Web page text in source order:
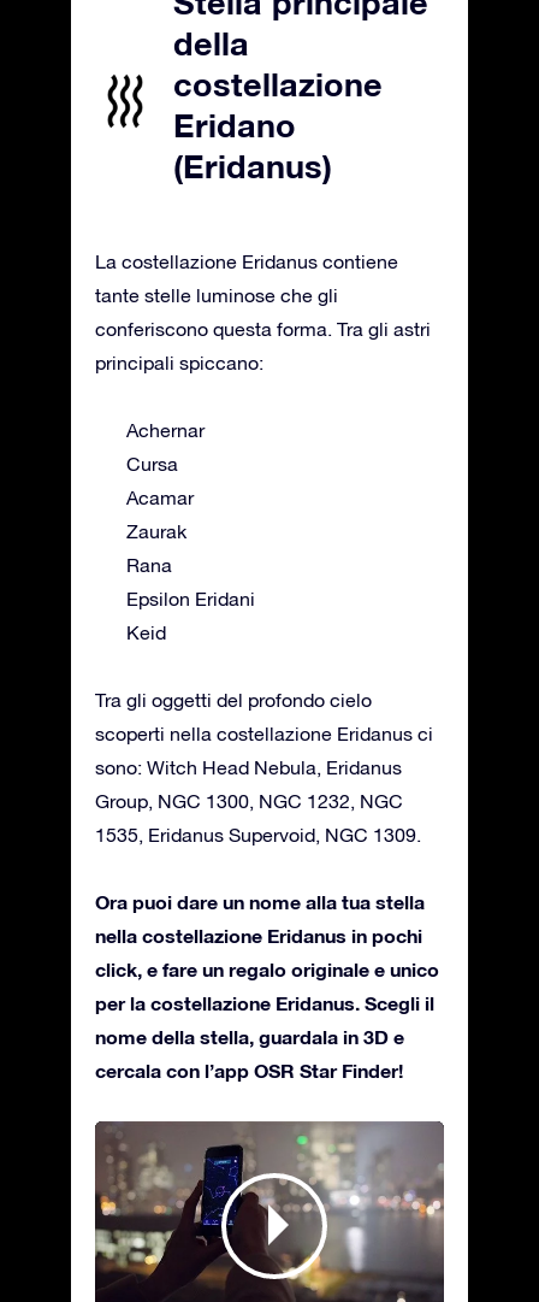
della
costellazione
Eridano
(Eridanus)
La costellazione Eridanus contiene
tante stelle luminose che gli
conferiscono questa forma. Tra gli astri
principali spiccano:
Achernar
Cursa
Acamar
Zaurak
Rana
Epsilon Eridani
Keid
Tra gli oggetti del profondo cielo
scoperti nella costellazione Eridanus ci
sono: Witch Head Nebula, Eridanus
Group, NGC 1300, NGC 1232, NGC
1535, Eridanus Supervoid, NGC 1309.
Ora puoi dare un nome alla tua stella
nella costellazione Eridanus in pochi
click, e fare un regalo originale e unico
per la costellazione Eridanus. Scegli il
nome della stella, guardala in 3D e
cercala con l’app OSR Star Finder!